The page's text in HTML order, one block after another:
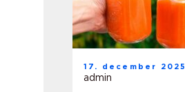
17. december 2025
admin